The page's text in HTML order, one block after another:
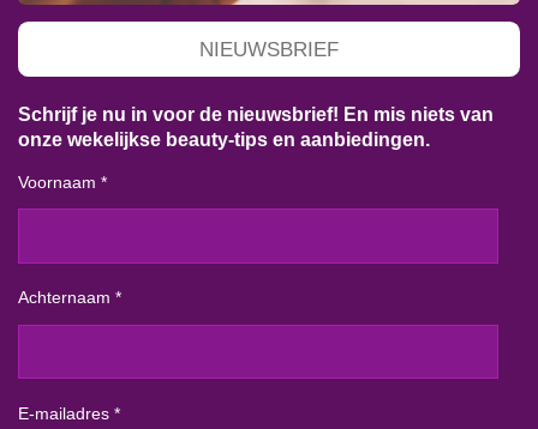
NIEUWSBRIEF
Schrijf je nu in voor de nieuwsbrief! En mis niets van
onze wekelijkse beauty-tips en aanbiedingen.
Voornaam *
Achternaam *
E-mailadres *